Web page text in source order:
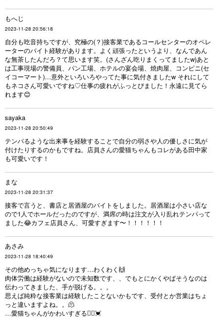
もへじ
2023-11-28 20:56:18
自分も吃音持ちですが、究極の(？)接客業であるコールセンターのオペレ
ーターのバイト経験があります。よく頑張ったというより、なんであん
な無茶したんだろ？て思います笑。(さんざん吃りまくってましたw)あと
は工事現場の警備員、パン工場、ホテルの宴会場、焼肉屋、コンピニ(セ
イコーマート)…意外といろいろやってた事に気付きましたw それにして
もネコさん可愛いですね♡仕事の疲れがふっとびました！永遠に見てら
れます😊
sayaka
2023-11-28 20:50:49
テンパるような出来事を経験することで自分の弱さや人の優しさに気が
付けたりするのかもですね。店員さんの愛猫ちゃんもコレがある田中家
も可愛いです！
まな
2023-11-28 20:31:37
接客で言うと、書店と居酒屋のバイトをしました。居酒屋は小さい店な
ので1人でホールだったのですが、満席の時は注文が入り乱れテンパって
ました😂カフェ店員さん、可愛すぎます〜！！！！！！
あさみ
2023-11-28 18:40:49
その他めっちゃ気になります…わくわく🙌
肉体労働は経験がないので未知数です、、でもとにかくやばそうなのは
伝わってきました、手が脱げる。。。
思えば純粋な接客業は経験したことないかもです、受付とか営業はちょ
っと違いますよね。。🫠
…愛猫ちゃんがかわいすぎる🤦‍♀️💓